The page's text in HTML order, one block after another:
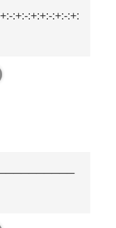
:+:-:+:+:-:+:-:+: